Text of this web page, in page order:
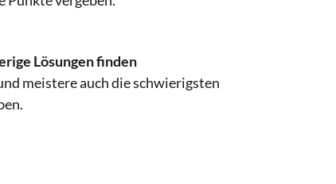
Lösungen finden
meistere auch die schwierigsten